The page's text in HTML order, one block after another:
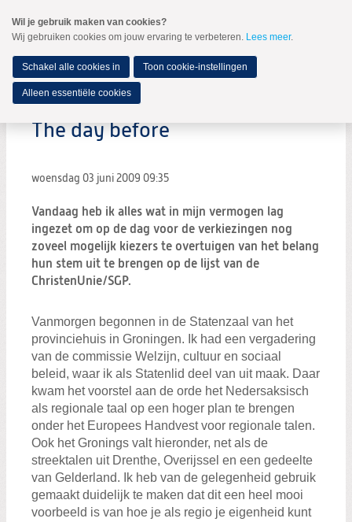
naar
Spring
de
inhoud
Spring
naar
hoofdmenu
MENU
Zoeken:
Zoeken
The day before
woensdag 03 juni 2009 09:35
Vandaag heb ik alles wat in mijn vermogen lag
ingezet om op de dag voor de verkiezingen nog
zoveel mogelijk kiezers te overtuigen van het belang
hun stem uit te brengen op de lijst van de
ChristenUnie/SGP.
Vanmorgen begonnen in de Statenzaal van het
provinciehuis in Groningen. Ik had een vergadering
van de commissie Welzijn, cultuur en sociaal
beleid, waar ik als Statenlid deel van uit maak. Daar
kwam het voorstel aan de orde het Nedersaksisch
als regionale taal op een hoger plan te brengen
onder het Europees Handvest voor regionale talen.
Ook het Gronings valt hieronder, net als de
streektalen uit Drenthe, Overijssel en een gedeelte
van Gelderland. Ik heb van de gelegenheid gebruik
gemaakt duidelijk te maken dat dit een heel mooi
voorbeeld is van hoe je als regio je eigenheid kunt
Wil je gebruik maken van cookies?
Wij gebruiken cookies om jouw ervaring te verbeteren. Lees meer.
Schakel alle cookies in Toon cookie-instellingen
Alleen essentiële cookies